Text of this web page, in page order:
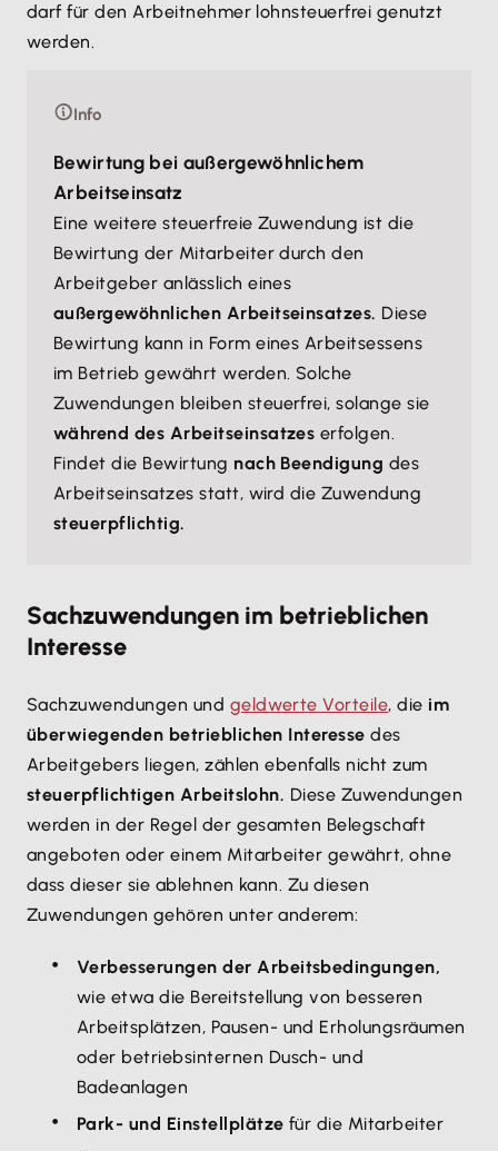
darf für den Arbeitnehmer lohnsteuerfrei genutzt
werden.
Info
Bewirtung bei außergewöhnlichem
Arbeitseinsatz
Eine weitere steuerfreie Zuwendung ist die
Bewirtung der Mitarbeiter durch den
Arbeitgeber anlässlich eines
außergewöhnlichen Arbeitseinsatzes. Diese
Bewirtung kann in Form eines Arbeitsessens
im Betrieb gewährt werden. Solche
Zuwendungen bleiben steuerfrei, solange sie
während des Arbeitseinsatzes erfolgen.
Findet die Bewirtung nach Beendigung des
Arbeitseinsatzes statt, wird die Zuwendung
steuerpflichtig.
Sachzuwendungen im betrieblichen
Interesse
Sachzuwendungen und geldwerte Vorteile, die im
überwiegenden betrieblichen Interesse des
Arbeitgebers liegen, zählen ebenfalls nicht zum
steuerpflichtigen Arbeitslohn. Diese Zuwendungen
werden in der Regel der gesamten Belegschaft
angeboten oder einem Mitarbeiter gewährt, ohne
dass dieser sie ablehnen kann. Zu diesen
Zuwendungen gehören unter anderem:
Verbesserungen der Arbeitsbedingungen,
wie etwa die Bereitstellung von besseren
Arbeitsplätzen, Pausen- und Erholungsräumen
oder betriebsinternen Dusch- und
Badeanlagen
Park- und Einstellplätze für die Mitarbeiter